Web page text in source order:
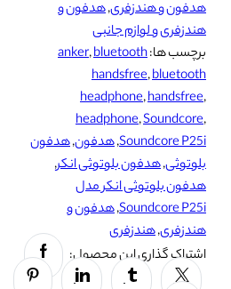
عدد
هدفون و هندزفری,هدفون و
هندزفری و لوازم جانبی
برچسب ها:
anker,bluetooth
handsfree,bluetooth
headphone,handsfree,
headphone,Soundcore,
Soundcore P25i
,هدفون,هدفون
بلوتوثی,هدفون بلوتوثی انکر,
هدفون بلوتوثی انکر مدل
Soundcore P25i
,هدفون و
هندزفری,هندزفری
اشتراک گذاری این محصول:
Facebook
Twitter
Tumblr
Linkedin
Pinterest